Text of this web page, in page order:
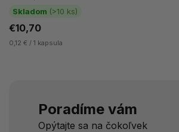
Skladom (>10 ks)
€10,70
0,12 € / 1 kapsula
lekársky je bylina pôvodom z
Európy a...
Poradíme vám
Opýtajte sa na čokoľvek